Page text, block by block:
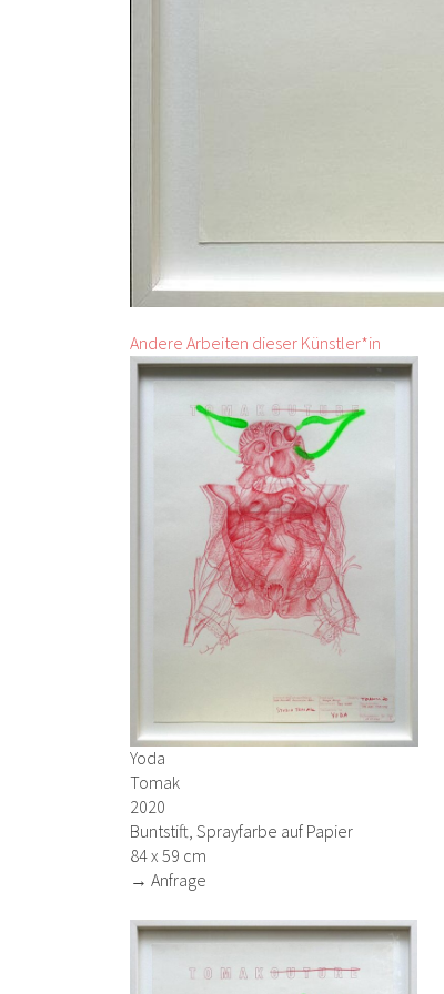
Andere Arbeiten dieser Künstler*in
Yoda
Tomak
2020
Buntstift, Sprayfarbe auf Papier
84 x 59 cm
→ Anfrage